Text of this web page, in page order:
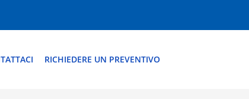
RICHIEDERE UN PREVENTIVO